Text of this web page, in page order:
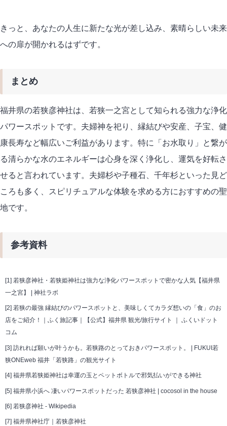
きっと、あなたの人生に新たな光が差し込み、素晴らしい未来
への扉が開かれるはずです。
まとめ
福井県の若狭彦神社は、若狭一之宮として知られる強力な浄化
パワースポットです。夫婦神を祀り、縁結びや安産、子宝、健
康長寿など幅広いご利益があります。特に「お水取り」と繋が
る清らかな水のエネルギーは心身を深く浄化し、運気を好転さ
せると言われています。夫婦杉や子種石、千年杉といった見ど
ころも多く、スピリチュアルな体験を求める方におすすめの聖
地です。
参考資料
[1] 若狭彦神社・若狭姫神社は強力な浄化パワースポットで密かな人気【福井県
一之宮】 | 神社ラボ
[2] 若狭の最強 縁結びのパワースポットと、美味しくてカラダ想いの「食」のお
店をご紹介！｜ふく旅記事｜【公式】福井県 観光/旅行サイト ｜ ふくいドット
コム
[3] 訪れれば願いが叶うかも。若狭路のとっておきパワースポット。 | FUKUI若
狭ONEweb 福井「若狭路」の観光サイト
[4] 福井県若狭姫神社は幸運の玉とペットボトルで邪気払いができる神社
[5] 福井県小浜へ 凄いパワースポットだった 若狭彦神社 | cocosol in the house
[6] 若狭彦神社 - Wikipedia
[7] 福井県神社庁｜若狭彦神社